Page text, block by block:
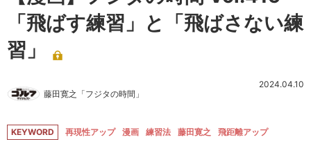
「飛ばす練習」と「飛ばさない練
習」
藤田寛之「フジタの時間」
2024.04.10
KEYWORD 再現性アップ 漫画 練習法 藤田寛之 飛距離アップ